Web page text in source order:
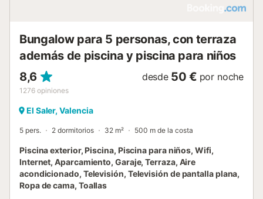
Bungalow para 5 personas, con terraza
además de piscina y piscina para niños
8,6
1276 opiniones
desde 50 € por noche
El Saler, Valencia
5 pers. 2 dormitorios 32 m² 500 m de la costa
Piscina exterior, Piscina, Piscina para niños, Wifi,
Internet, Aparcamiento, Garaje, Terraza, Aire
acondicionado, Televisión, Televisión de pantalla plana,
Ropa de cama, Toallas